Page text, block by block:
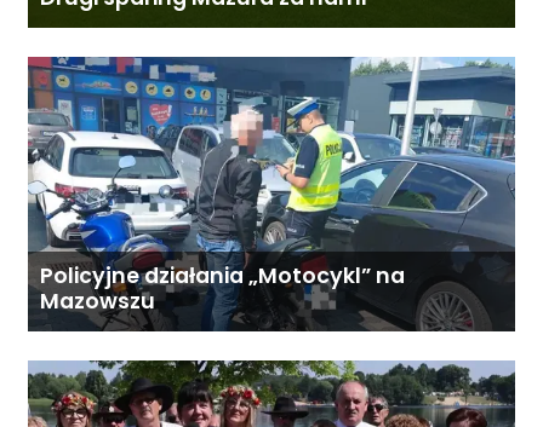
Policyjne działania „Motocykl” na
Mazowszu